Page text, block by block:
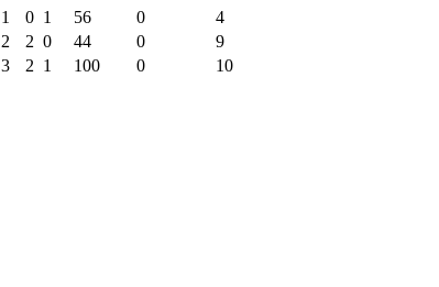
1 0 1 56 0
4
2 2 0 44 0
9
3 2 1 100 0
10